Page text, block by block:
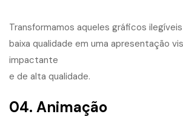
Transformamos aqueles gráficos
baixa qualidade em uma apresentação
impactante
e de alta qualidade.
04. Animação